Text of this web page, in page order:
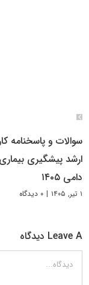
سوالات و پاسخنامه
ارشد پیشگیری
دامی ۱۴۰۵
۱ تیر, ۱۴۰۵ | ۰ دیدگاه
Leave A دیدگاه
دیدگاه